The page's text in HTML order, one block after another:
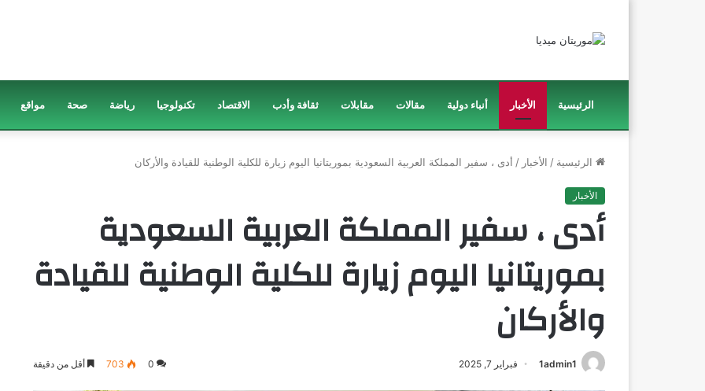
الرئيسية الأخبار أنباء دولية مقالات مقابلات ثقافة وأدب الاقتصاد تكنولوجيا رياضة صحة مواقع
الرئيسية / الأخبار / أدى ، سفير المملكة العربية السعودية بموريتانيا اليوم زيارة للكلية الوطنية للقيادة والأركان
الأخبار
أدى ، سفير المملكة العربية السعودية
بموريتانيا اليوم زيارة للكلية الوطنية للقيادة
والأركان
1admin1 فبراير 7, 2025 0
703 أقل من دقيقة